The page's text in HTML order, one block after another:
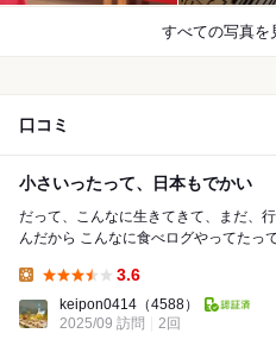
すべての写真を
口コミ
小さいったって、日本もでかい
だって、こんなに生きてきて、まだ、
んだから こんなに食べログやってたって、知らない店だって何万軒ある
3.6
keipon0414 （4588）
2025/09 訪問
2回